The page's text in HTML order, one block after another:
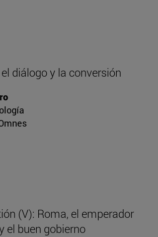
diálogo y la conversión
(V): Roma, el emperador
el buen gobierno